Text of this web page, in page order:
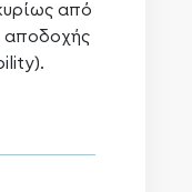
από
αποδοχής